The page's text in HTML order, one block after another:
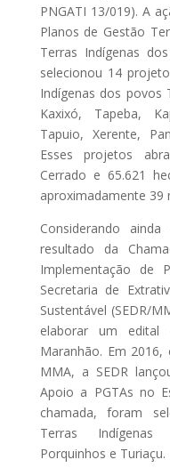
PNGATI 13/019). A
Planos de Gestão
Terras Indígenas
selecionou 14
Indígenas dos povos
Kaxixó, Tapeba,
Tapuio, Xerente,
Esses projetos
Cerrado e 65.621
aproximadamente 39
Considerando
resultado da
Implementação de
Secretaria de
Sustentável (SEDR/
elaborar um edital
Maranhão. Em
MMA, a SEDR
Apoio a PGTAs no
chamada, foram
Terras Indígenas
Porquinhos e Turiaçu.